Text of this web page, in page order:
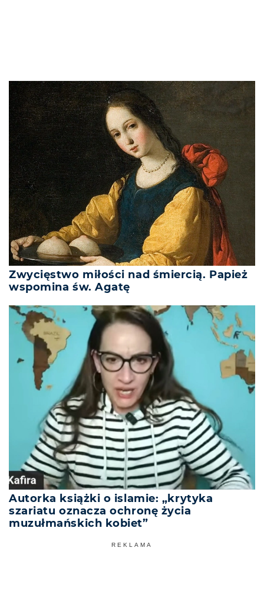
Zwycięstwo miłości nad śmiercią. Papież
wspomina św. Agatę
Autorka książki o islamie: „krytyka
szariatu oznacza ochronę życia
muzułmańskich kobiet”
REKLAMA